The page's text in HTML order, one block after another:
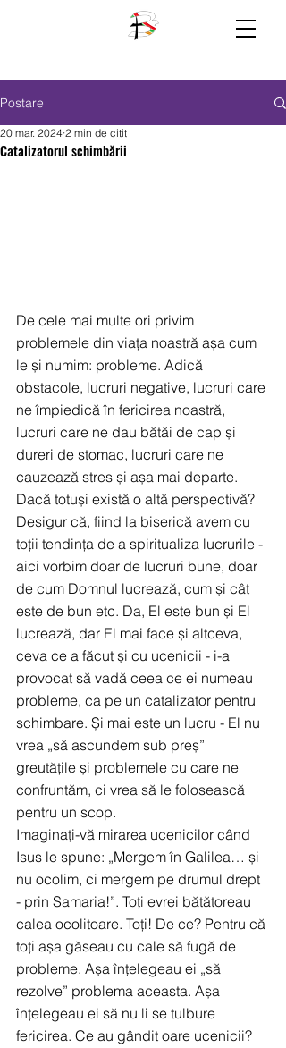
Postare
Catalizatorul schimbării
20 mar. 2024 2 min de citit
De cele mai multe ori privim
problemele din viața noastră așa cum
le și numim: probleme. Adică
obstacole, lucruri negative, lucruri care
ne împiedică în fericirea noastră,
lucruri care ne dau bătăi de cap și
dureri de stomac, lucruri care ne
cauzează stres și așa mai departe.
Dacă totuși există o altă perspectivă?
Desigur că, fiind la biserică avem cu
toții tendința de a spiritualiza lucrurile -
aici vorbim doar de lucruri bune, doar
de cum Domnul lucrează, cum și cât
este de bun etc. Da, El este bun și El
lucrează, dar El mai face și altceva,
ceva ce a făcut și cu ucenicii - i-a
provocat să vadă ceea ce ei numeau
probleme, ca pe un catalizator pentru
schimbare. Și mai este un lucru - El nu
vrea „să ascundem sub preș”
greutățile și problemele cu care ne
confruntăm, ci vrea să le folosească
pentru un scop.
Imaginați-vă mirarea ucenicilor când
Isus le spune: „Mergem în Galilea… și
nu ocolim, ci mergem pe drumul drept
- prin Samaria!”. Toți evrei bătătoreau
calea ocolitoare. Toți! De ce? Pentru că
toți așa găseau cu cale să fugă de
probleme. Așa înțelegeau ei „să
rezolve” problema aceasta. Așa
înțelegeau ei să nu li se tulbure
fericirea. Ce au gândit oare ucenicii?